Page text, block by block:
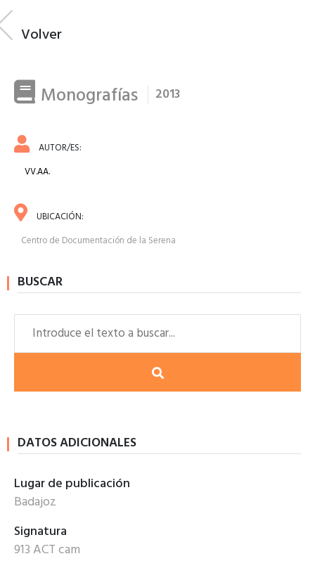
Volver
Monografías 2013
AUTOR/ES:
VV.AA.
UBICACIÓN:
Centro de Documentación de la Serena
BUSCAR
DATOS ADICIONALES
Lugar de publicación
Badajoz
Signatura
913 ACT cam